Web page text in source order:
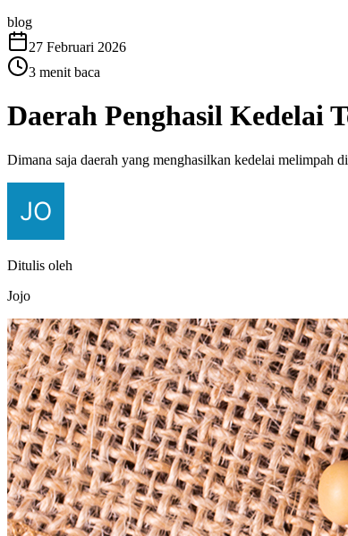
blog
27 Februari 2026
3 menit baca
Daerah Penghasil Kedelai
Dimana saja daerah yang menghasilkan kedelai melimpah
Ditulis oleh
Jojo